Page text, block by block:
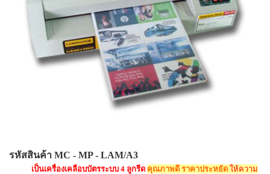
รหัสสินค้า MC - MP - LAM/A3
เป็นเครื่องเคลือบบัตรระบบ 4 ลูกรีด คุณภาพดี ราคาประหยัด ให้ความ